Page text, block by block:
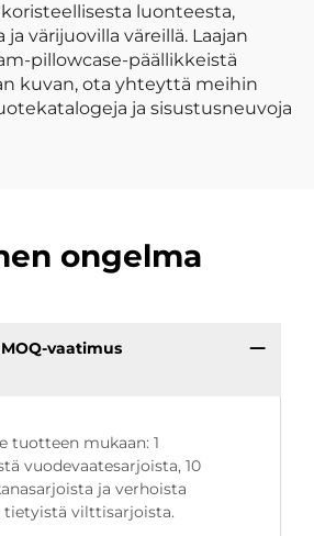
luonteesta,
värijuovilla väreillä. Laajan
pillowcase-päällikkeistä
kuvan, ota yhteyttä meihin
ja sisustusneuvoja
ongelma
vaatimus
tuotteen mukaan: 1
vuodevaatesarjoista, 10
ja verhoista
tietyistä vilttisarjoista.